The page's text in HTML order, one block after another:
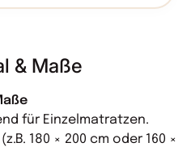
& Maße
für Einzelmatratzen.
180 × 200 cm oder 160 ×